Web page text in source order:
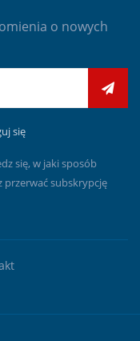
o nowych
się
się, w jaki sposób
przerwać subskrypcję